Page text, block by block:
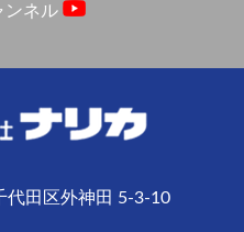
ンネル
田区外神田 5-3-10